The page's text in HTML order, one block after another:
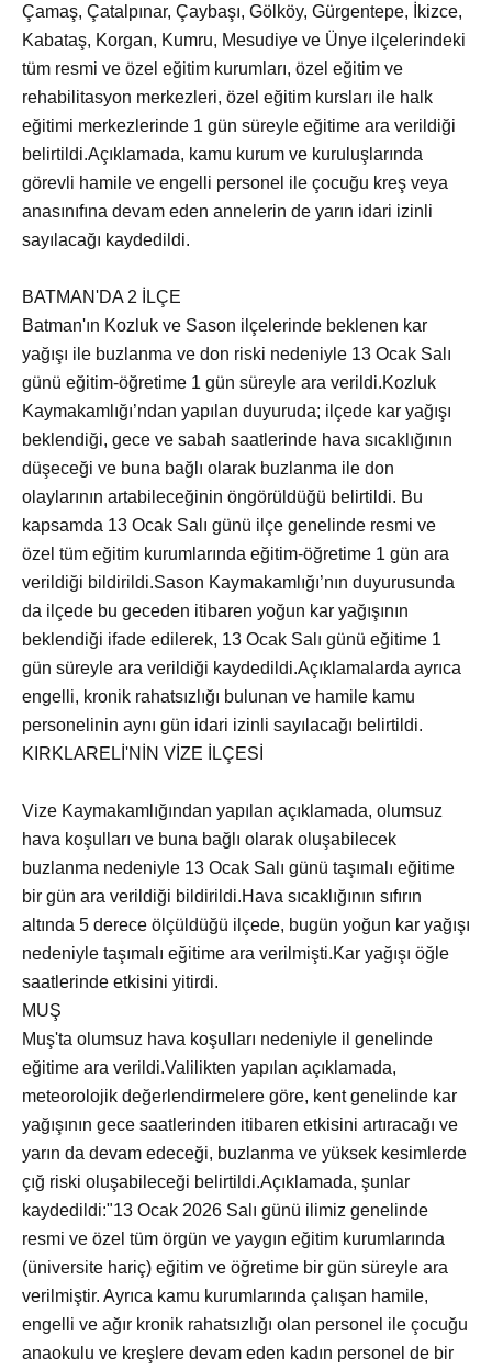
Çamaş, Çatalpınar, Çaybaşı, Gölköy, Gürgentepe, İkizce,
Kabataş, Korgan, Kumru, Mesudiye ve Ünye ilçelerindeki
tüm resmi ve özel eğitim kurumları, özel eğitim ve
rehabilitasyon merkezleri, özel eğitim kursları ile halk
eğitimi merkezlerinde 1 gün süreyle eğitime ara verildiği
belirtildi.Açıklamada, kamu kurum ve kuruluşlarında
görevli hamile ve engelli personel ile çocuğu kreş veya
anasınıfına devam eden annelerin de yarın idari izinli
sayılacağı kaydedildi.
BATMAN'DA 2 İLÇE
Batman'ın Kozluk ve Sason ilçelerinde beklenen kar
yağışı ile buzlanma ve don riski nedeniyle 13 Ocak Salı
günü eğitim-öğretime 1 gün süreyle ara verildi.Kozluk
Kaymakamlığı’ndan yapılan duyuruda; ilçede kar yağışı
beklendiği, gece ve sabah saatlerinde hava sıcaklığının
düşeceği ve buna bağlı olarak buzlanma ile don
olaylarının artabileceğinin öngörüldüğü belirtildi. Bu
kapsamda 13 Ocak Salı günü ilçe genelinde resmi ve
özel tüm eğitim kurumlarında eğitim-öğretime 1 gün ara
verildiği bildirildi.Sason Kaymakamlığı’nın duyurusunda
da ilçede bu geceden itibaren yoğun kar yağışının
beklendiği ifade edilerek, 13 Ocak Salı günü eğitime 1
gün süreyle ara verildiği kaydedildi.Açıklamalarda ayrıca
engelli, kronik rahatsızlığı bulunan ve hamile kamu
personelinin aynı gün idari izinli sayılacağı belirtildi.
KIRKLARELİ'NİN VİZE İLÇESİ
Vize Kaymakamlığından yapılan açıklamada, olumsuz
hava koşulları ve buna bağlı olarak oluşabilecek
buzlanma nedeniyle 13 Ocak Salı günü taşımalı eğitime
bir gün ara verildiği bildirildi.Hava sıcaklığının sıfırın
altında 5 derece ölçüldüğü ilçede, bugün yoğun kar yağışı
nedeniyle taşımalı eğitime ara verilmişti.Kar yağışı öğle
saatlerinde etkisini yitirdi.
MUŞ
Muş'ta olumsuz hava koşulları nedeniyle il genelinde
eğitime ara verildi.Valilikten yapılan açıklamada,
meteorolojik değerlendirmelere göre, kent genelinde kar
yağışının gece saatlerinden itibaren etkisini artıracağı ve
yarın da devam edeceği, buzlanma ve yüksek kesimlerde
çığ riski oluşabileceği belirtildi.Açıklamada, şunlar
kaydedildi:"13 Ocak 2026 Salı günü ilimiz genelinde
resmi ve özel tüm örgün ve yaygın eğitim kurumlarında
(üniversite hariç) eğitim ve öğretime bir gün süreyle ara
verilmiştir. Ayrıca kamu kurumlarında çalışan hamile,
engelli ve ağır kronik rahatsızlığı olan personel ile çocuğu
anaokulu ve kreşlere devam eden kadın personel de bir